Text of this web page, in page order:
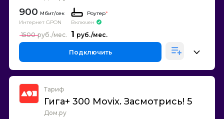
900
Интернет GPON
Роутер*
Включен
1
1500
Подключить
Тариф
Гига+ 300 Movix. Засмотрись! 5
Дом.ру